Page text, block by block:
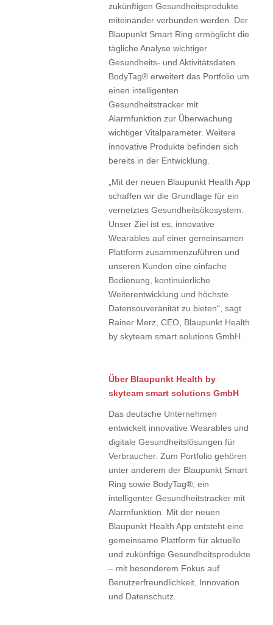
zukünftigen Gesundheitsprodukte
miteinander verbunden werden. Der
Blaupunkt Smart Ring ermöglicht die
tägliche Analyse wichtiger
Gesundheits- und Aktivitätsdaten.
BodyTag® erweitert das Portfolio um
einen intelligenten
Gesundheitstracker mit
Alarmfunktion zur Überwachung
wichtiger Vitalparameter. Weitere
innovative Produkte befinden sich
bereits in der Entwicklung.
„Mit der neuen Blaupunkt Health App
schaffen wir die Grundlage für ein
vernetztes Gesundheitsökosystem.
Unser Ziel ist es, innovative
Wearables auf einer gemeinsamen
Plattform zusammenzuführen und
unseren Kunden eine einfache
Bedienung, kontinuierliche
Weiterentwicklung und höchste
Datensouveränität zu bieten“, sagt
Rainer Merz, CEO, Blaupunkt Health
by skyteam smart solutions GmbH.
Über Blaupunkt Health by
skyteam smart solutions GmbH
Das deutsche Unternehmen
entwickelt innovative Wearables und
digitale Gesundheitslösungen für
Verbraucher. Zum Portfolio gehören
unter anderem der Blaupunkt Smart
Ring sowie BodyTag®, ein
intelligenter Gesundheitstracker mit
Alarmfunktion. Mit der neuen
Blaupunkt Health App entsteht eine
gemeinsame Plattform für aktuelle
und zukünftige Gesundheitsprodukte
– mit besonderem Fokus auf
Benutzerfreundlichkeit, Innovation
und Datenschutz.